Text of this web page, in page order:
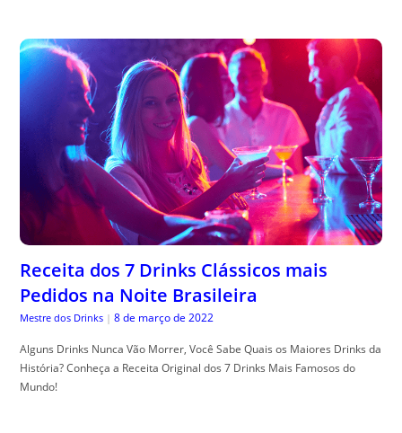
Receita dos 7 Drinks Clássicos mais
Pedidos na Noite Brasileira
Mestre dos Drinks | 8 de março de 2022
Alguns Drinks Nunca Vão Morrer, Você Sabe Quais os Maiores Drinks da
História? Conheça a Receita Original dos 7 Drinks Mais Famosos do
Mundo!